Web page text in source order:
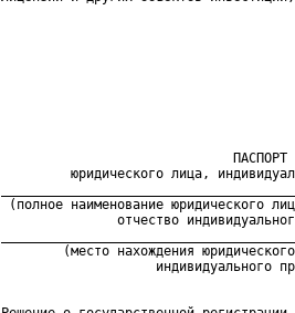
                              ПАСПОРТ
юридического лица,
(полное наименование юридического
отчество
(место нахождения